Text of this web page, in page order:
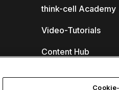
think-cell Academy
Video-Tutorials
Content Hub